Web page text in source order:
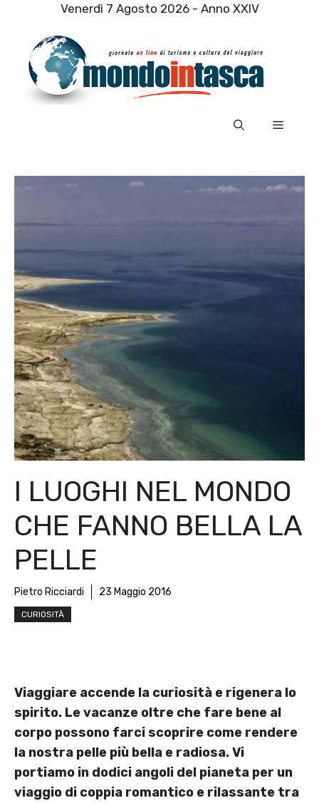
contenuto
Venerdì 7 Agosto 2026 - Anno XXIV
Menu
I LUOGHI NEL MONDO
CHE FANNO BELLA LA
PELLE
Pietro Ricciardi 23 Maggio 2016
CURIOSITÀ
Viaggiare accende la curiosità e rigenera lo
spirito. Le vacanze oltre che fare bene al
corpo possono farci scoprire come rendere
la nostra pelle più bella e radiosa. Vi
portiamo in dodici angoli del pianeta per un
viaggio di coppia romantico e rilassante tra